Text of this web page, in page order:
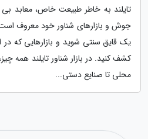
تایلند به خاطر طبیعت خاص، معابد
جوش و بازارهای شناور خود معروف
یک قایق سنتی شوید و بازارهایی که در
کشف کنید. در بازار شناور تایلند همه
محلی تا صنایع دستی...